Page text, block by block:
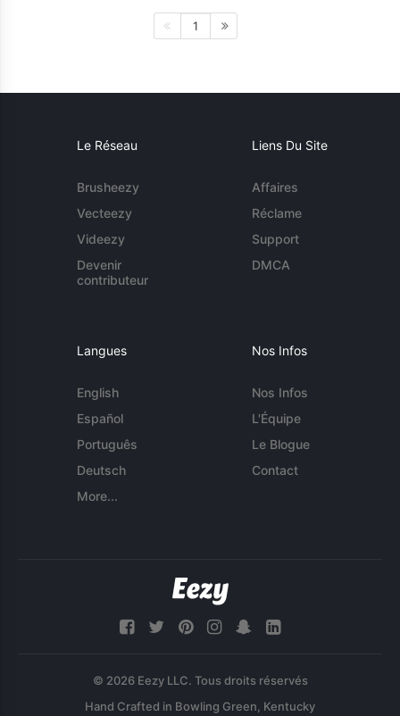
1
Le Réseau
Brusheezy
Vecteezy
Videezy
Devenir
contributeur
Liens Du Site
Affaires
Réclame
Support
DMCA
Langues
English
Español
Português
Deutsch
More...
Nos Infos
Nos Infos
L'Équipe
Le Blogue
Contact
© 2026 Eezy LLC. Tous droits réservés